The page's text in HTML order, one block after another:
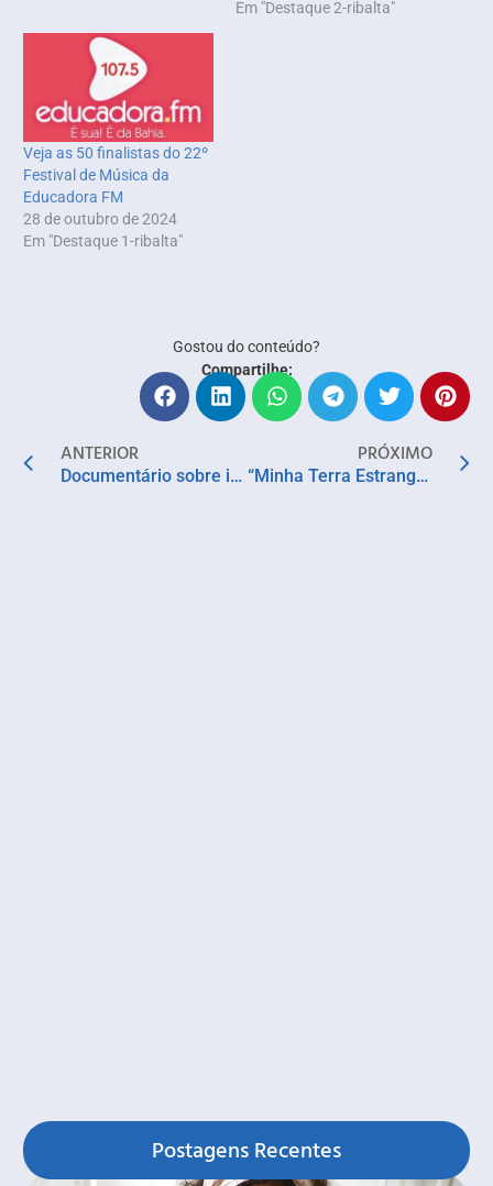
Em "Destaque 2-ribalta"
Veja as 50 finalistas do 22º
Festival de Música da
Educadora FM
28 de outubro de 2024
Em "Destaque 1-ribalta"
Gostou do conteúdo?
Compartilhe:
ANTERIOR
Documentário sobre infâncias indígenas estreia na Itaú Cultural Play acompanhado de material pedagógico
PRÓXIMO
“Minha Terra Estrangeira” é selecionado para o IDFA, principal festival de documentários do mundo
Postagens Recentes